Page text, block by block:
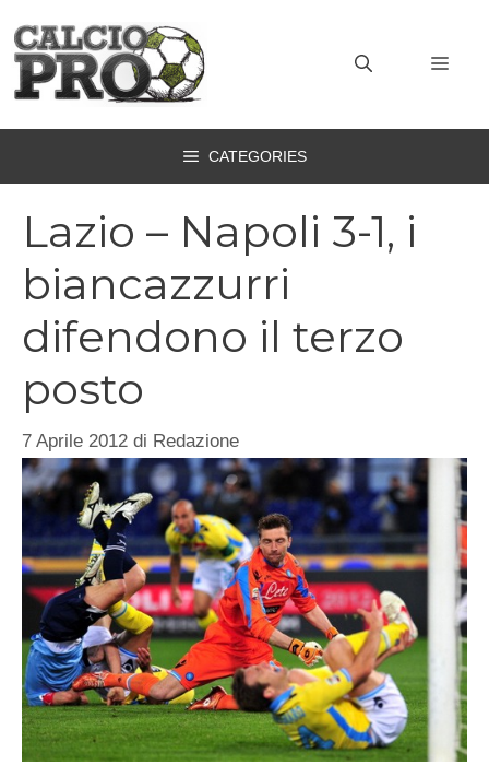
contenuto
CATEGORIES
Lazio – Napoli 3-1, i
biancazzurri
difendono il terzo
posto
7 Aprile 2012 di Redazione